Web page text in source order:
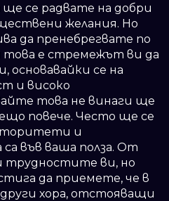
се радвате на добри
желания. Но
да пренебрегвате по
това е стремежът ви да
основавайки се на
и високо
това не винаги ще
повече. Често ще се
и
във ваша полза. От
ви, но
да приемете, че в
хора, отстояващи